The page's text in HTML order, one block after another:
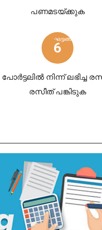
പണമടയ്‌ക്കുക
ഘട്ടങ്ങൾ
6
പോർട്ടലിൽ നിന്ന് ലഭിച്ച
രസീത് പങ്കിടുക